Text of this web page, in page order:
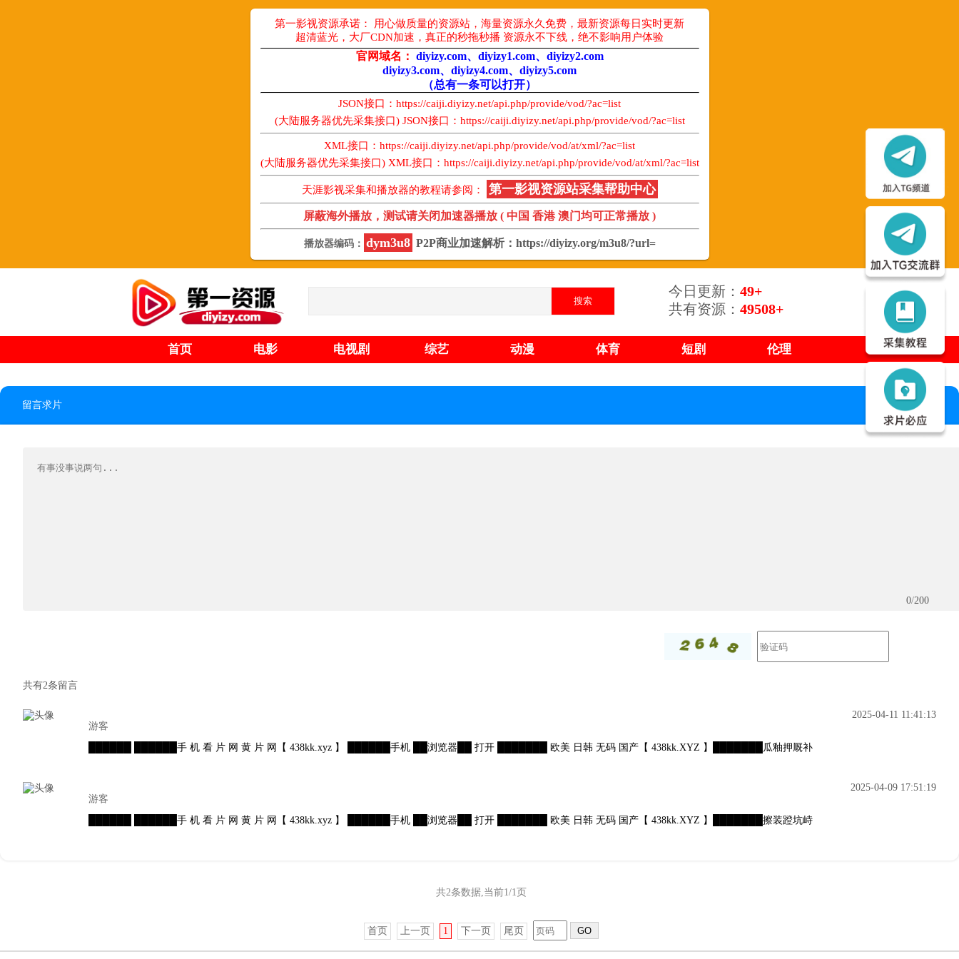
第一影视资源承诺： 用心做质量的资源站，海量资源永久免费，最新资源每日实时更新
超清蓝光，大厂CDN加速，真正的秒拖秒播 资源永不下线，绝不影响用户体验
官网域名： diyizy.com、diyizy1.com、diyizy2.com
diyizy3.com、diyizy4.com、diyizy5.com
（总有一条可以打开）
JSON接口：https://caiji.diyizy.net/api.php/provide/vod/?ac=list
(大陆服务器优先采集接口) JSON接口：https://caiji.diyizy.net/api.php/provide/vod/?ac=list
XML接口：https://caiji.diyizy.net/api.php/provide/vod/at/xml/?ac=list
(大陆服务器优先采集接口) XML接口：https://caiji.diyizy.net/api.php/provide/vod/at/xml/?ac=list
天涯影视采集和播放器的教程请参阅： 第一影视资源站采集帮助中心
屏蔽海外播放，测试请关闭加速器播放 ( 中国 香港 澳门均可正常播放 )
播放器编码： dym3u8 P2P商业加速解析：https://diyizy.org/m3u8/?url=
今日更新： 49+
共有资源： 49508+
首页 电影 电视剧 综艺 动漫 体育 短剧 伦理
留言求片
0/200
共有2条留言
游客
██████ ██████手 机 看 片 网 黄 片 网【 438kk.xyz 】 ██████手机 ██浏览器██ 打开 ███████ 欧美 日韩 无码 国产【 438kk.XYZ 】███████瓜釉押厩补
2025-04-11 11:41:13
游客
██████ ██████手 机 看 片 网 黄 片 网【 438kk.xyz 】 ██████手机 ██浏览器██ 打开 ███████ 欧美 日韩 无码 国产【 438kk.XYZ 】███████擦装蹬坑峙
2025-04-09 17:51:19
共2条数据,当前1/1页
首页 上一页 1 下一页 尾页 GO